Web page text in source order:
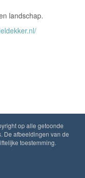
landschap.
op alle getoonde
De afbeeldingen van de
toestemming.